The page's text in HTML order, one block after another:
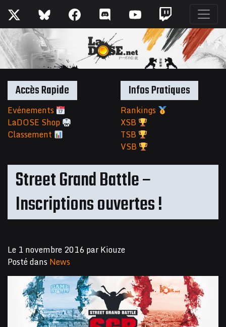
Street Grand Battle –
Inscriptions ouvertes !
Le 1 novembre 2016parKiouze
Posté dansNews
Accès Rapide
Evénements
LaDOSE Shop
Classement
Infos Pratiques
Rankings
XSB
TSB
VSB